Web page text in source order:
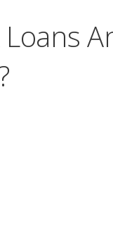
Loans